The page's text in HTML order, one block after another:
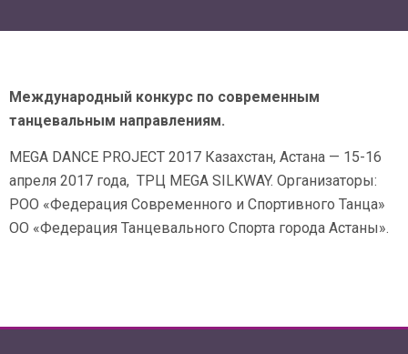
Международный конкурс по современным
танцевальным направлениям.
MEGA DANCE PROJECT 2017 Казахстан, Астана — 15-16
апреля 2017 года, ТРЦ MEGA SILKWAY. Организаторы:
РОО «Федерация Современного и Спортивного Танца»
ОО «Федерация Танцевального Спорта города Астаны».